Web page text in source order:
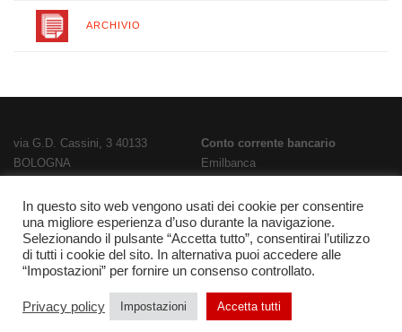
ARCHIVIO
via G.D. Cassini, 3 40133
BOLOGNA
E-Mail:bois02300g@istruzione.it
PEC: bois02300g@pec.istruzione.it
Codice meccanografico
BOIS02300G
Codice fiscale 91337340375
Conto corrente bancario
Emilbanca
IT28T0707236670000000186800
Codice FatturazioneUFPL93
Codice IPAistsc_bois02300g
Orari uffici | Privacy Policy
In questo sito web vengono usati dei cookie per consentire
una migliore esperienza d’uso durante la navigazione.
Selezionando il pulsante “Accetta tutto”, consentirai l’utilizzo
di tutti i cookie del sito. In alternativa puoi accedere alle
“Impostazioni” per fornire un consenso controllato.
Privacy policy Impostazioni Accetta tutti